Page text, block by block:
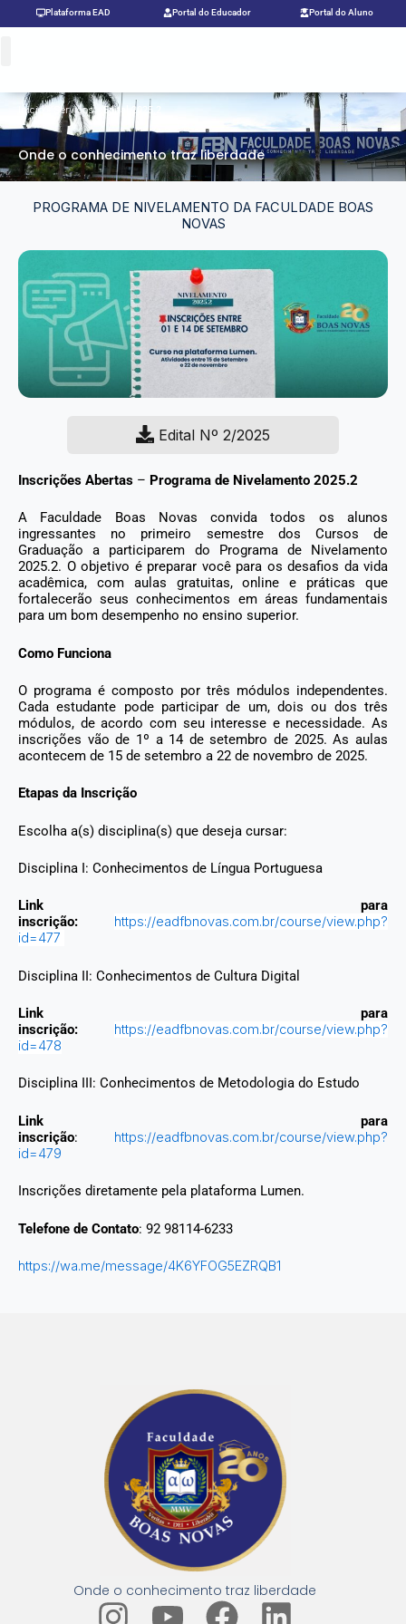
para
Plataforma EAD Portal do Educador Portal do Aluno
Início» Serviços» Edital 2025.2
Onde o conhecimento traz liberdade
PROGRAMA DE NIVELAMENTO DA FACULDADE BOAS
NOVAS
Edital Nº 2/2025
Inscrições Abertas – Programa de Nivelamento 2025.2
A Faculdade Boas Novas convida todos os alunos
ingressantes no primeiro semestre dos Cursos de
Graduação a participarem do Programa de Nivelamento
2025.2. O objetivo é preparar você para os desafios da vida
acadêmica, com aulas gratuitas, online e práticas que
fortalecerão seus conhecimentos em áreas fundamentais
para um bom desempenho no ensino superior.
Como Funciona
O programa é composto por três módulos independentes.
Cada estudante pode participar de um, dois ou dos três
módulos, de acordo com seu interesse e necessidade. As
inscrições vão de 1º a 14 de setembro de 2025. As aulas
acontecem de 15 de setembro a 22 de novembro de 2025.
Etapas da Inscrição
Escolha a(s) disciplina(s) que deseja cursar:
Disciplina I: Conhecimentos de Língua Portuguesa
Link para
inscrição:
https://eadfbnovas.com.br/course/view.php?
id=477
Disciplina II: Conhecimentos de Cultura Digital
Link para
inscrição:
https://eadfbnovas.com.br/course/view.php?
id=478
Disciplina III: Conhecimentos de Metodologia do Estudo
Link para
inscrição: https://eadfbnovas.com.br/course/view.php?
id=479
Inscrições diretamente pela plataforma Lumen.
Telefone de Contato: 92 98114-6233
https://wa.me/message/4K6YFOG5EZRQB1
Onde o conhecimento traz liberdade